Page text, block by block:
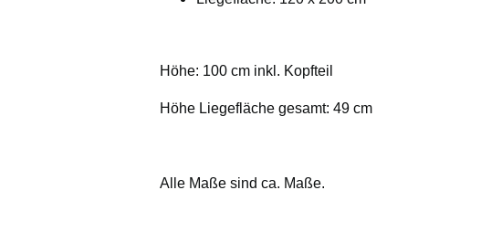
Höhe: 100 cm inkl. Kopfteil
Höhe Liegefläche gesamt: 49 cm
Alle Maße sind ca. Maße.